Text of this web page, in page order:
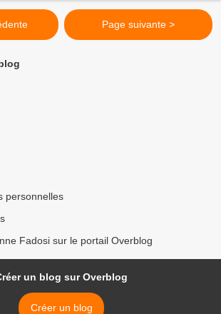
Page suivante >
personnelles
Fadosi sur le portail Overblog
un blog sur Overblog
Créer un blog